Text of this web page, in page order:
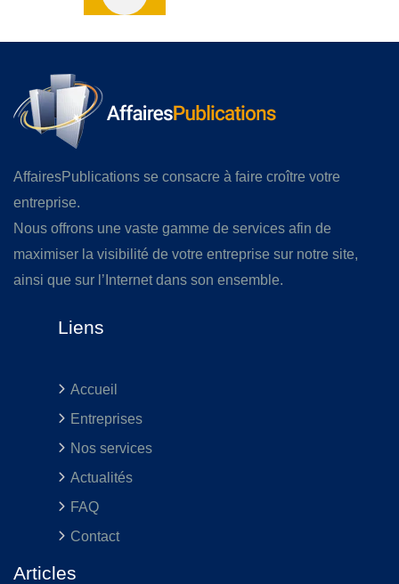
AffairesPublications se consacre à faire croître votre
entreprise.
Nous offrons une vaste gamme de services afin de
maximiser la visibilité de votre entreprise sur notre site,
ainsi que sur l’Internet dans son ensemble.
Liens
Accueil
Entreprises
Nos services
Actualités
FAQ
Contact
Articles